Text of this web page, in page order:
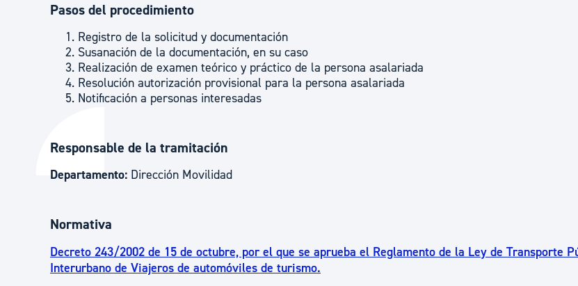
Pasos del procedimiento
Registro de la solicitud y documentación
Susanación de la documentación, en su caso
Realización de examen teórico y práctico de la persona asalariada
Resolución autorización provisional para la persona asalariada
Notificación a personas interesadas
Responsable de la tramitación
Departamento: Dirección Movilidad
Normativa
Decreto 243/2002 de 15 de octubre, por el que se aprueba el Reglamento de la Ley de Transporte
Interurbano de Viajeros de automóviles de turismo.